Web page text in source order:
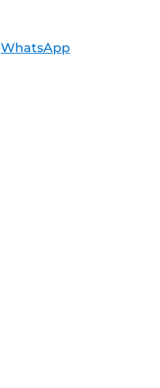
WhatsApp